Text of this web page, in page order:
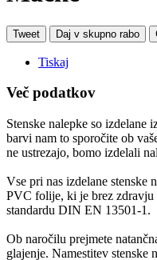
Tweet Daj v skupno rabo
Tiskaj
Več podatkov
Stenske nalepke so izdelane
barvi nam to sporočite ob
ne ustrezajo, bomo izdelali
Vse pri nas izdelane stenske
PVC folije, ki je brez
standardu DIN EN 13501-1.
Ob naročilu prejmete
glajenje. Namestitev stenske